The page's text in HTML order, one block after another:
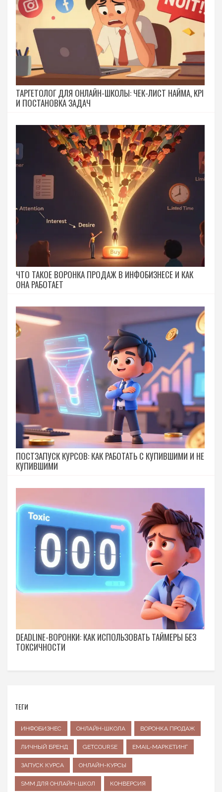
ТАРГЕТОЛОГ ДЛЯ ОНЛАЙН-ШКОЛЫ: ЧЕК-ЛИСТ НАЙМА, KPI
И ПОСТАНОВКА ЗАДАЧ
ЧТО ТАКОЕ ВОРОНКА ПРОДАЖ В ИНФОБИЗНЕСЕ И КАК
ОНА РАБОТАЕТ
ПОСТЗАПУСК КУРСОВ: КАК РАБОТАТЬ С КУПИВШИМИ И НЕ
КУПИВШИМИ
DEADLINE-ВОРОНКИ: КАК ИСПОЛЬЗОВАТЬ ТАЙМЕРЫ БЕЗ
ТОКСИЧНОСТИ
ТЕГИ
ИНФОБИЗНЕС ОНЛАЙН-ШКОЛА ВОРОНКА ПРОДАЖ
ЛИЧНЫЙ БРЕНД GETCOURSE EMAIL-МАРКЕТИНГ
ЗАПУСК КУРСА ОНЛАЙН-КУРСЫ
SMM ДЛЯ ОНЛАЙН-ШКОЛ КОНВЕРСИЯ